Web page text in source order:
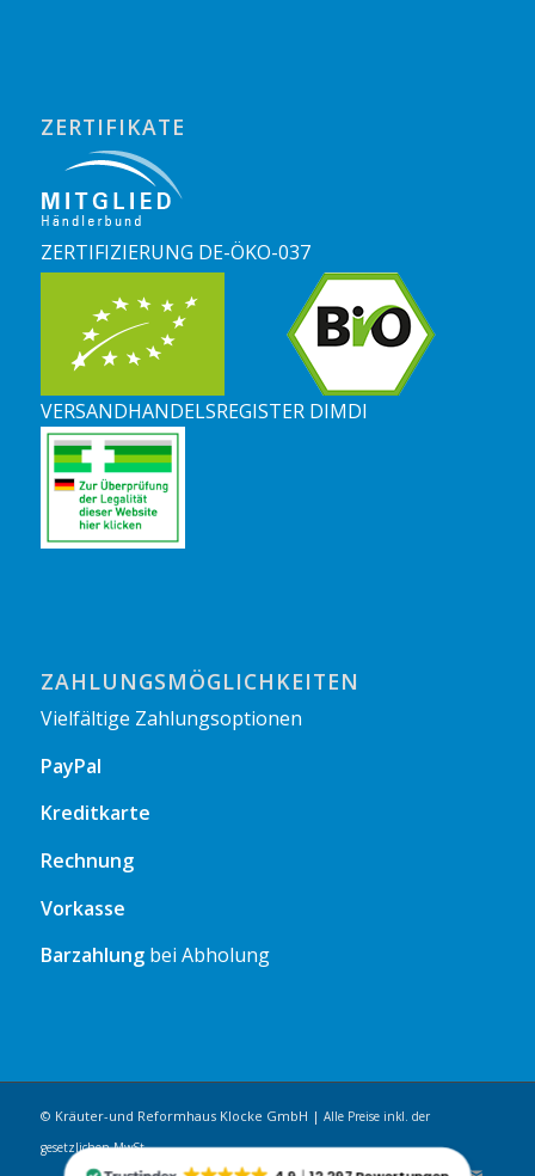
ZERTIFIKATE
ZERTIFIZIERUNG DE-ÖKO-037
VERSANDHANDELSREGISTER DIMDI
ZAHLUNGSMÖGLICHKEITEN
Vielfältige Zahlungsoptionen
PayPal
Kreditkarte
Rechnung
Vorkasse
Barzahlungbei Abholung
© Kräuter-und Reformhaus Klocke GmbH | Alle Preise inkl. der
gesetzlichen MwSt.